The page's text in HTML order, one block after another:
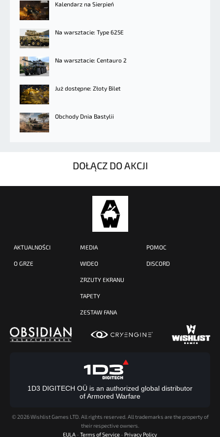
Kalendarz na Sierpień
Na warsztacie: Type 625E
Na warsztacie: Centauro 2
Już dostępne: Złoty Bilet
Obchody Dnia Bastylii
DOŁĄCZ DO AKCJI
AKTUALNOŚCI
O GRZE
MEDIA
WIDEO
ZRZUTY EKRANU
TAPETY
ZESTAW FANA
POMOC
DISCORD
1D3 DIGITECH OÜ is an authorized global distributor
of Armored Warfare
© 2026 Wishlist Games LTD. All rights reserved. All trademarks are the property of
their respective owners.
EULA - Terms of Service - Privacy Policy